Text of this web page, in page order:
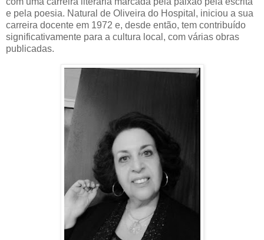
e pela poesia. Natural de Oliveira do Hospital, iniciou a sua
carreira docente em 1972 e, desde então, tem contribuído
significativamente para a cultura local, com várias obras
publicadas.